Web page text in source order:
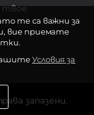
твое
запазени.
те са важни за
вие приемате
Условия за